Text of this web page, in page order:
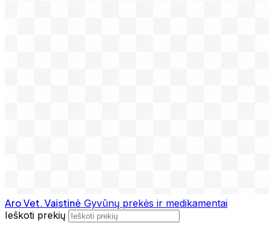
Aro Vet. Vaistinė Gyvūnų prekės ir medikamentai
Ieškoti prekių